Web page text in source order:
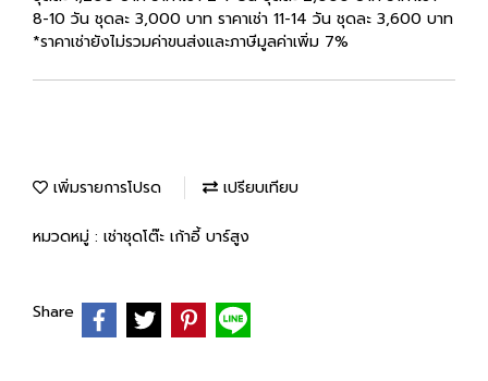
8-10 วัน ชุดละ 3,000 บาท ราคาเช่า 11-14 วัน ชุดละ 3,600 บาท
*ราคาเช่ายังไม่รวมค่าขนส่งและภาษีมูลค่าเพิ่ม 7%
เพิ่มรายการโปรด เปรียบเทียบ
หมวดหมู่ : เช่าชุดโต๊ะ เก้าอี้ บาร์สูง
Share